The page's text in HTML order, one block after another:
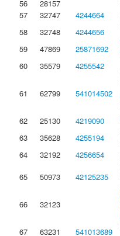
56
28157
57
32747 4244664
58
32748 4244656
59
47869 25871692
60
35579 4255542
61 62799 541014502
62 25130 4219090
63
35628 4255194
64
32192 4256654
65
50973 42125235
66 32123
67 63231 541013689